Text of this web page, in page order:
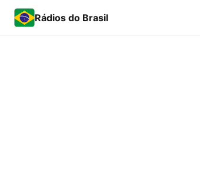
Rádios do Brasil